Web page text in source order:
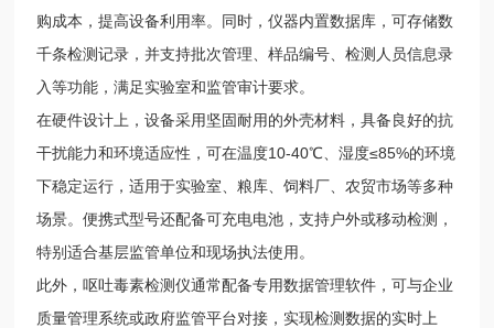
购成本，提高设备利用率。同时，仪器内置数据库，可存储数
千条检测记录，并支持批次管理、样品编号、检测人员信息录
入等功能，满足实验室和监管审计要求。
在硬件设计上，设备采用坚固耐用的外壳材料，具备良好的抗
干扰能力和环境适应性，可在温度10-40℃、湿度≤85%的环境
下稳定运行，适用于实验室、粮库、饲料厂、农贸市场等多种
场景。便携式型号还配备可充电电池，支持户外或移动检测，
特别适合基层监管单位和现场执法使用。
此外，呕吐毒素检测仪通常配备专用数据管理软件，可与企业
质量管理系统或政府监管平台对接，实现检测数据的实时上